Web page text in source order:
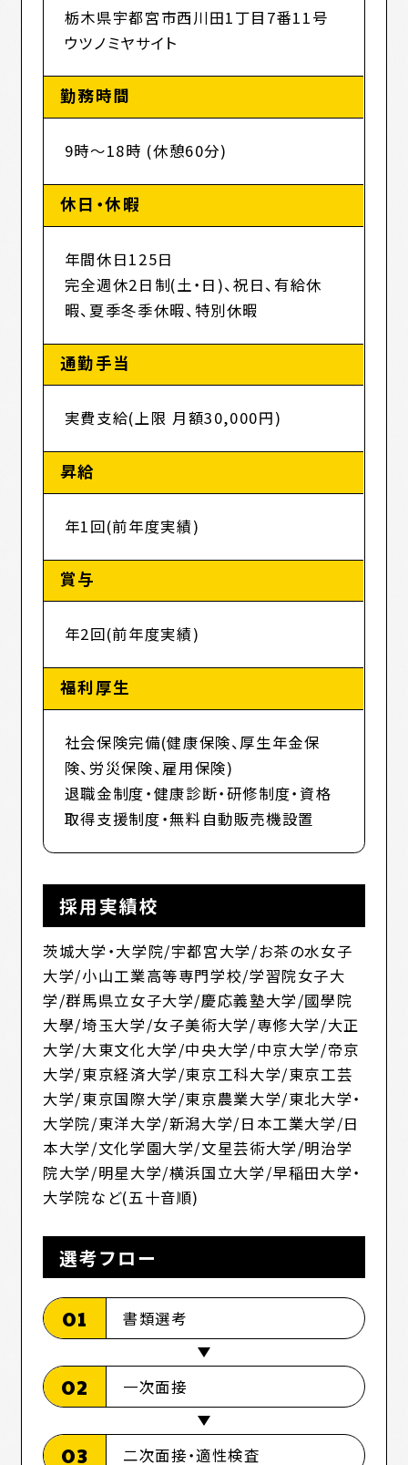
栃木県宇都宮市西川田1丁目7番11号
ウツノミヤサイト
勤務時間
9時～18時 (休憩60分)
休日・休暇
年間休日125日
完全週休2日制(土・日)、祝日、有給休
暇、夏季冬季休暇、特別休暇
通勤手当
実費支給(上限 月額30,000円)
昇給
年1回(前年度実績)
賞与
年2回(前年度実績)
福利厚生
社会保険完備(健康保険、厚生年金保
険、労災保険、雇用保険)
退職金制度・健康診断・研修制度・資格
取得支援制度・無料自動販売機設置
採用実績校
茨城大学・大学院/宇都宮大学/お茶の水女子
大学/小山工業高等専門学校/学習院女子大
学/群馬県立女子大学/慶応義塾大学/國學院
大學/埼玉大学/女子美術大学/専修大学/大正
大学/大東文化大学/中央大学/中京大学/帝京
大学/東京経済大学/東京工科大学/東京工芸
大学/東京国際大学/東京農業大学/東北大学・
大学院/東洋大学/新潟大学/日本工業大学/日
本大学/文化学園大学/文星芸術大学/明治学
院大学/明星大学/横浜国立大学/早稲田大学・
大学院など(五十音順)
選考フロー
01 書類選考
02 一次面接
03 二次面接・適性検査